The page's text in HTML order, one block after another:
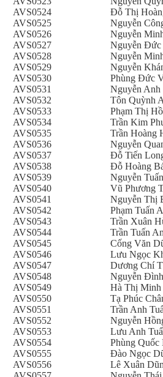
AVS0524
Đỗ Thị
AVS0525
Nguyễn
AVS0526
Nguyễn
AVS0527
Nguyễn Đức
AVS0528
Nguyễn
AVS0529
Nguyễn
AVS0530
Phùng Đức
AVS0531
Nguyễn Anh
AVS0532
Tôn Quỳnh
AVS0533
Phạm Thị
AVS0534
Trần Kim
AVS0535
Trần Hoàng
AVS0536
Nguyễn
AVS0537
Đỗ Tiến
AVS0538
Đỗ Hoàng
AVS0539
Nguyễn
AVS0540
Vũ Phương
AVS0541
Nguyễn Thị
AVS0542
Phạm Tuấn
AVS0543
Trần Xuân
AVS0544
Trần Tuấn
AVS0545
Cống Văn
AVS0546
Lưu Ngọc
AVS0547
Dương Chí
AVS0548
Nguyễn
AVS0549
Hà Thị
AVS0550
Tạ Phúc
AVS0551
Trần Anh
AVS0552
Nguyễn
AVS0553
Lưu Anh
AVS0554
Phùng Quốc
AVS0555
Đào Ngọc
AVS0556
Lê Xuân